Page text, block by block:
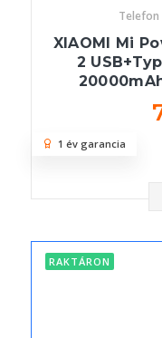
Telefon
XIAOMI Mi
2
1 év garancia
RAKTÁRON